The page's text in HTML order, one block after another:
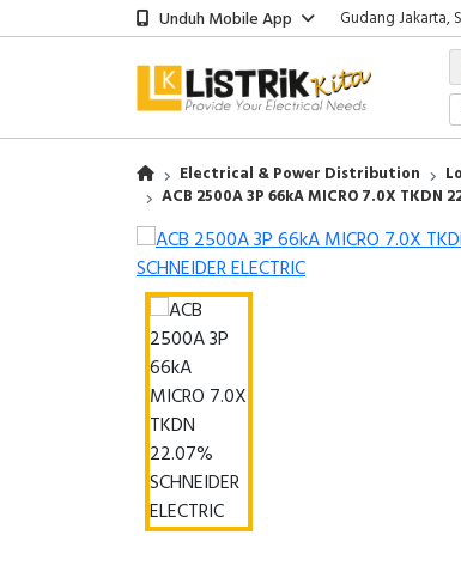
Unduh Mobile App
Gudang Jakarta,
Showroom Bali,
Kantor Jakarta,
Gudang Jakarta,
Showroom Bali,
Electrical & Power Distribution
ACB 2500A 3P 66kA MICRO 7.0X TKDN